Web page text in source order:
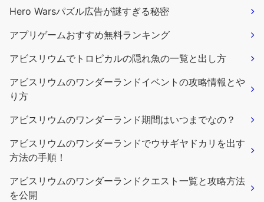
Hero Warsパズル広告が謎すぎる秘密
アプリゲームおすすめ無料ランキング
アビスリウムでトロピカルの隠れ魚の一覧と出し方
アビスリウムのワンダーランドイベントの攻略情報とや
り方
アビスリウムのワンダーランド期間はいつまでなの？
アビスリウムのワンダーランドでウサギヤドカリを出す
方法の手順！
アビスリウムのワンダーランドクエスト一覧と攻略方法
を公開